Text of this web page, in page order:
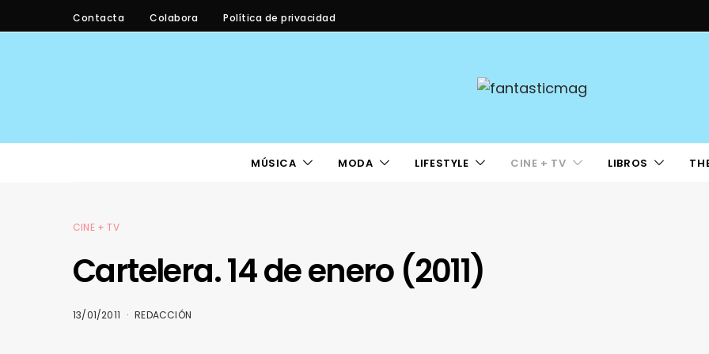
Contacta Colabora Política de privacidad
MÚSICA MODA LIFESTYLE CINE + TV LIBROS
CINE + TV
Cartelera. 14 de enero (2011)
13/01/2011 REDACCIÓN